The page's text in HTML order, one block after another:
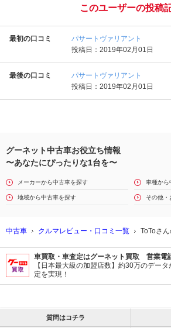
このユーザーの投稿
最初の口コミ
パサートヴァリアント
投稿日：2019年02月01日
最後の口コミ
パサートヴァリアント
投稿日：2019年02月01日
グーネット中古車お役立ち情報
〜あなたにぴったりな1台を〜
メーカーから中古車を探す 車種から
地域から中古車を探す その他・
中古車 クルマレビュー・口コミ一覧 ToToさん
車買取・車査定はグーネット買取 営業電
【日本最大級の加盟店数】約30万のデー
定を実現！
質問はコチラ